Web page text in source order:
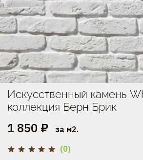
(0)
Искусственный камень
коллекция Берн Брик
1 850 ₽ за м2.